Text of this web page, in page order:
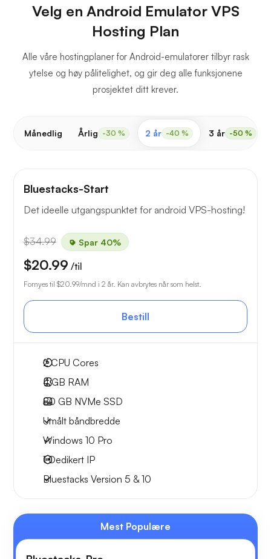
Velg en Android Emulator VPS
Hosting Plan
Alle våre hostingplaner for Android-emulatorer tilbyr rask
ytelse og høy pålitelighet, og gir deg alle funksjonene
prosjektet ditt krever.
Månedlig Årlig -30 % 2 år -40 % 3 år -50 %
Bluestacks-Start
Det ideelle utgangspunktet for android VPS-hosting!
$34.99 Spar 40%
$20.99 /til
Fornyes til $20.99/mnd i 2 år. Kan avbrytes når som helst.
Bestill
2CPU Cores
4 GB RAM
80 GB NVMe SSD
Umålt båndbredde
Windows 10 Pro
1Dedikert IP
Bluestacks Version 5 & 10
Mest Populære